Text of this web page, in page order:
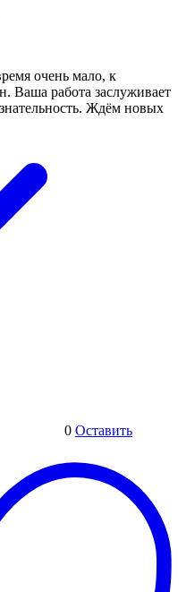
очень мало, к
Ваша работа заслуживает
Ждём новых
0 Оставить